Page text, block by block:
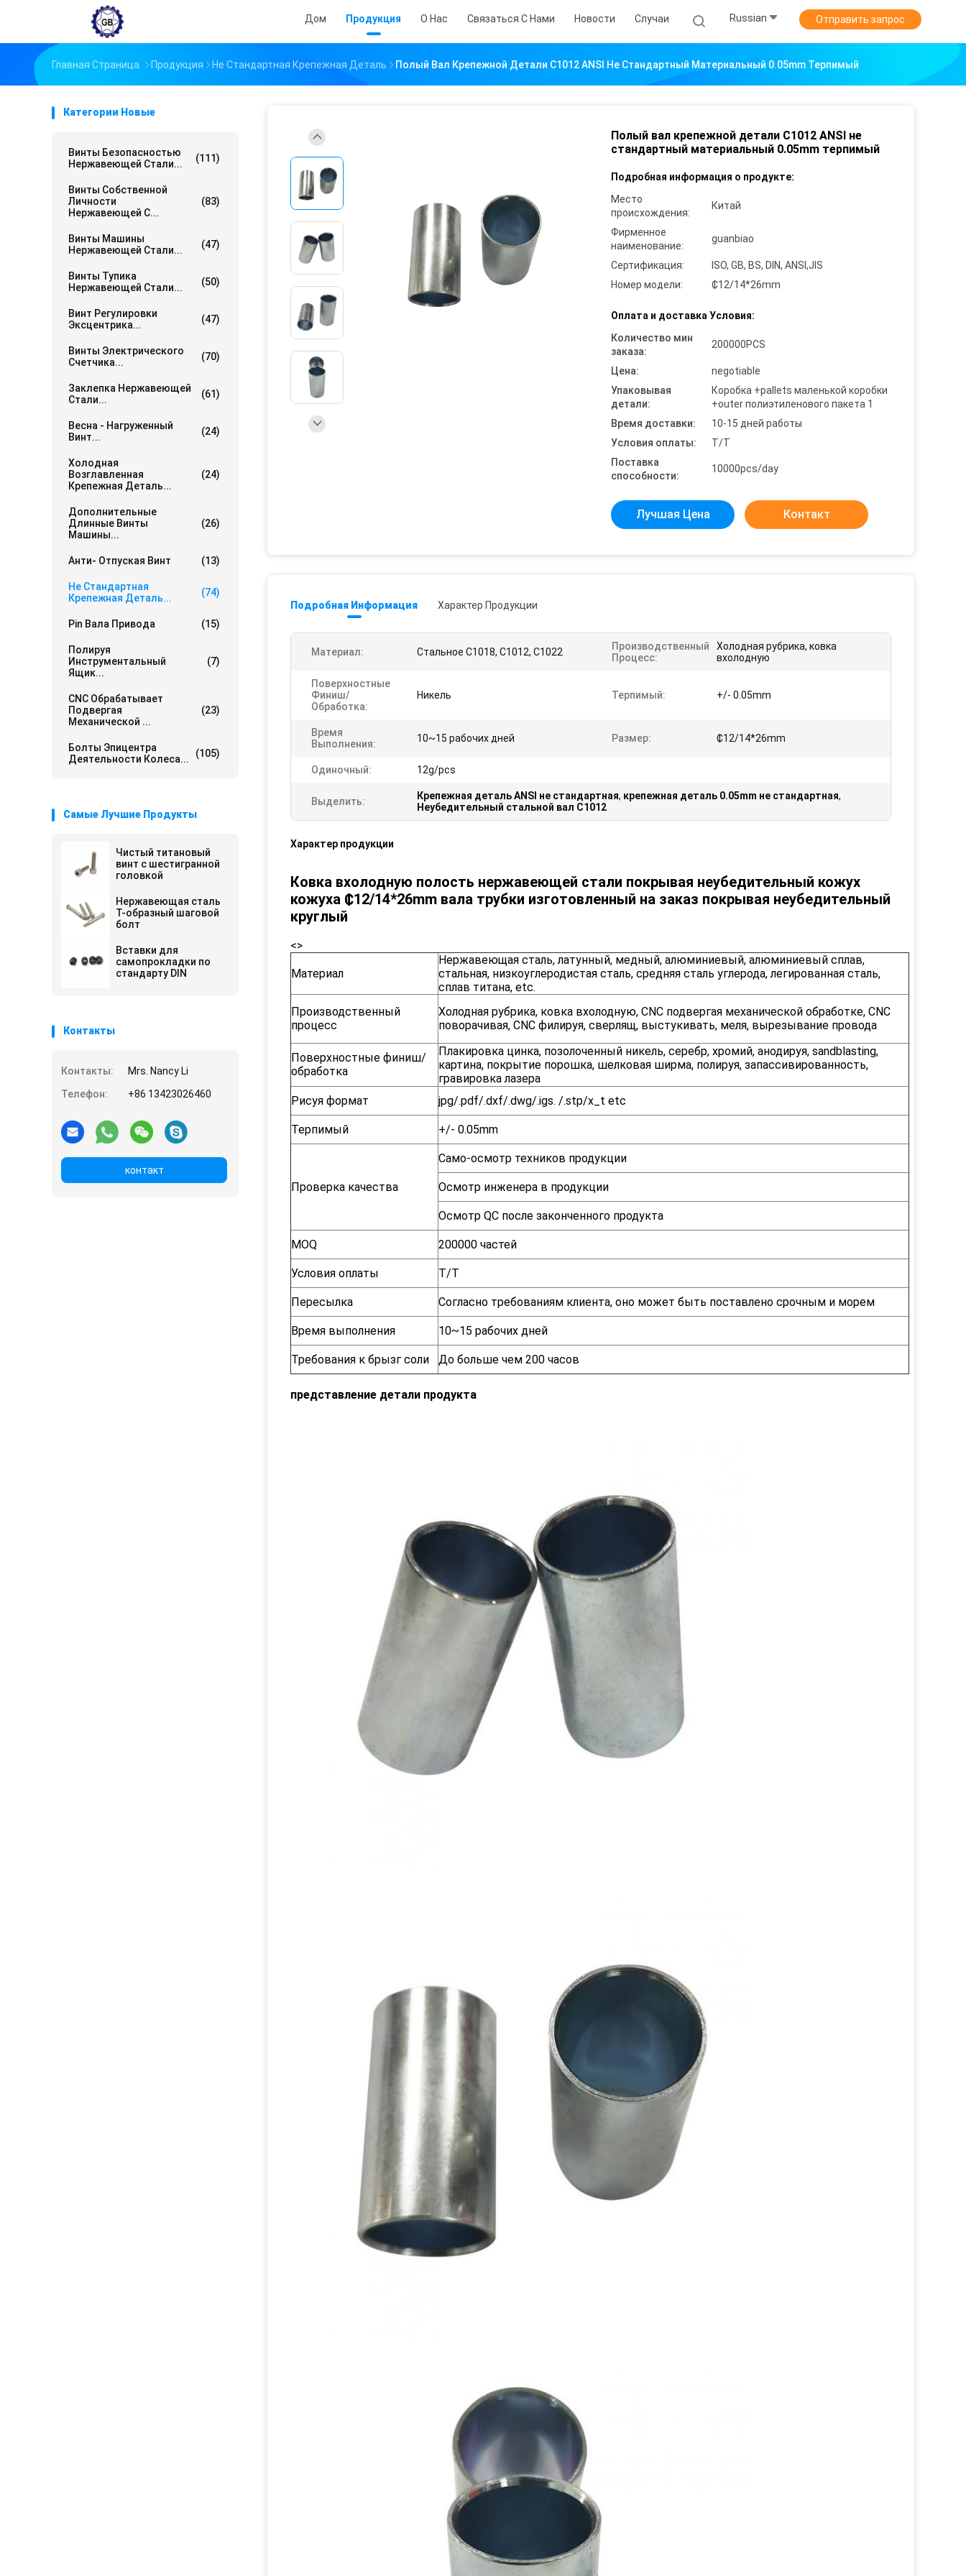
Дом Продукция О Нас Связаться С Нами Новости Случаи Russian Отправить запрос
Главная Страница Продукция Не Стандартная Крепежная Деталь Полый Вал Крепежной Детали C1012 ANSI Не Стандартный Материальный 0.05mm Терпимый
Категории Новые
Винты Безопасностью
Нержавеющей Стали...
(111)
Винты Собственной
Личности
Нержавеющей С...
(83)
Винты Машины
Нержавеющей Стали...
(47)
Винты Тупика
Нержавеющей Стали...
(50)
Винт Регулировки
Эксцентрика...
(47)
Винты Электрического
Счетчика...
(70)
Заклепка Нержавеющей
Стали...
(61)
Весна - Нагруженный
Винт...
(24)
Холодная
Возглавленная
Крепежная Деталь...
(24)
Дополнительные
Длинные Винты
Машины...
(26)
Анти- Отпуская Винт (13)
Не Стандартная
Крепежная Деталь...
(74)
Pin Вала Привода (15)
Полируя
Инструментальный
Ящик...
(7)
CNC Обрабатывает
Подвергая
Механической ...
(23)
Болты Эпицентра
Деятельности Колеса...
(105)
Самые Лучшие Продукты
Чистый титановый
винт с шестигранной
головкой
Нержавеющая сталь
T-образный шаговой
болт
Вставки для
самопрокладки по
стандарту DIN
Контакты
Контакты:
Mrs. Nancy Li
Телефон:
+86 13423026460
контакт
Полый вал крепежной детали C1012 ANSI не
стандартный материальный 0.05mm терпимый
Подробная информация о продукте:
Место
происхождения:
Китай
Фирменное
наименование:
guanbiao
Сертификация:
ISO, GB, BS, DIN, ANSI,JIS
Номер модели:
₵12/14*26mm
Оплата и доставка Условия:
Количество мин
заказа:
200000PCS
Цена:
negotiable
Упаковывая
детали:
Коробка +pallets маленькой коробки
+outer полиэтиленового пакета 1
Время доставки:
10-15 дней работы
Условия оплаты:
T/T
Поставка
способности:
10000pcs/day
Лучшая Цена Контакт
Подробная Информация Характер Продукции
Материал: Стальное C1018, C1012, C1022
Производственный
Процесс:
Холодная рубрика, ковка
вхолодную
Поверхностные
Финиш/
Обработка:
Никель Терпимый: +/- 0.05mm
Время
Выполнения:
10~15 рабочих дней Размер: ₵12/14*26mm
Одиночный: 12g/pcs
Выделить: Крепежная деталь ANSI не стандартная, крепежная деталь 0.05mm не стандартная,
Неубедительный стальной вал C1012
Характер продукции
Ковка вхолодную полость нержавеющей стали покрывая неубедительный кожух
кожуха ₵12/14*26mm вала трубки изготовленный на заказ покрывая неубедительный
круглый
<>
Материал
Нержавеющая сталь, латунный, медный, алюминиевый, алюминиевый сплав,
стальная, низкоуглеродистая сталь, средняя сталь углерода, легированная сталь,
сплав титана, etc.
Производственный
процесс
Холодная рубрика, ковка вхолодную, CNC подвергая механической обработке, CNC
поворачивая, CNC филируя, сверлящ, выстукивать, меля, вырезывание провода
Поверхностные финиш/
обработка
Плакировка цинка, позолоченный никель, серебр, хромий, анодируя, sandblasting,
картина, покрытие порошка, шелковая ширма, полируя, запассивированность,
гравировка лазера
Рисуя формат
jpg/.pdf/.dxf/.dwg/.igs. /.stp/x_t etc
Терпимый +/- 0.05mm
Проверка качества
Само-осмотр техников продукции
Осмотр инженера в продукции
Осмотр QC после законченного продукта
MOQ 200000 частей
Условия оплаты T/T
Пересылка Согласно требованиям клиента, оно может быть поставлено срочным и морем
Время выполнения 10~15 рабочих дней
Требования к брызг соли До больше чем 200 часов
представление детали продукта